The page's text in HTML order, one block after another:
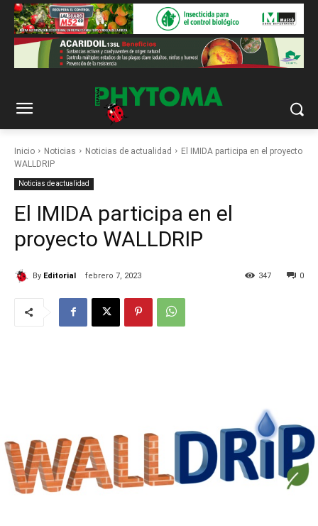
Inicio Noticias Noticias de actualidad
El IMIDA participa en el proyecto
WALLDRIP
Noticias de actualidad
El IMIDA participa en el
proyecto WALLDRIP
By Editorial febrero 7, 2023 0
347